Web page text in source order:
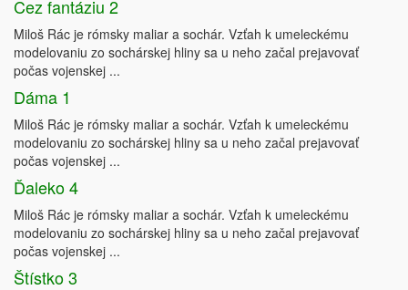
Cez fantáziu 2
Miloš Rác je rómsky maliar a sochár. Vzťah k umeleckému
modelovaniu zo sochárskej hliny sa u neho začal prejavovať
počas vojenskej ...
Dáma 1
Miloš Rác je rómsky maliar a sochár. Vzťah k umeleckému
modelovaniu zo sochárskej hliny sa u neho začal prejavovať
počas vojenskej ...
Ďaleko 4
Miloš Rác je rómsky maliar a sochár. Vzťah k umeleckému
modelovaniu zo sochárskej hliny sa u neho začal prejavovať
počas vojenskej ...
Štístko 3